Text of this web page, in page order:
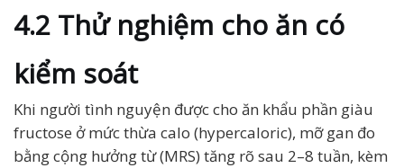
4.2 Thử nghiệm cho ăn có
kiểm soát
Khi người tình nguyện được cho ăn khẩu phần giàu
fructose ở mức thừa calo (hypercaloric), mỡ gan đo
bằng cộng hưởng từ (MRS) tăng rõ sau 2–8 tuần, kèm